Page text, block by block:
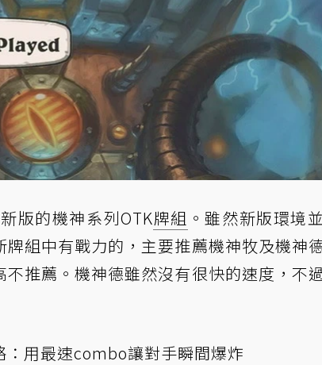
版的機神系列OTK牌組 。雖然新版環境
組中有戰力的，主要推薦機神牧及機神
推薦。機神德雖然沒有很快的速度，不
：用最速combo讓對手瞬間爆炸